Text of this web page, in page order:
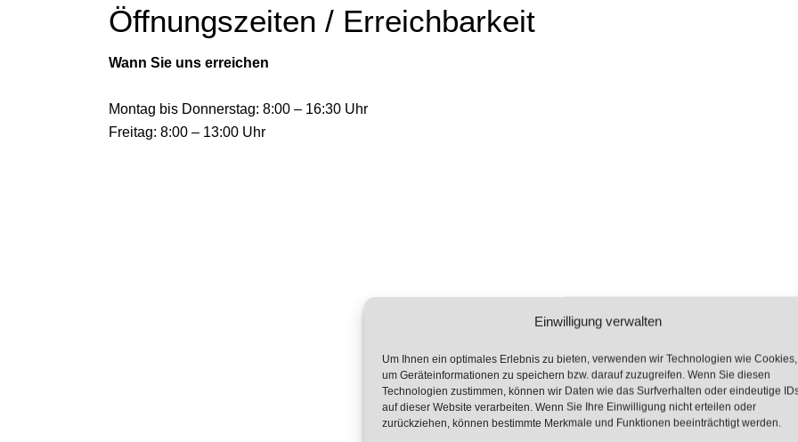
Einwilligung verwalten
Um Ihnen ein optimales Erlebnis zu bieten, verwenden wir Technologien wie Cookies,
um Geräteinformationen zu speichern bzw. darauf zuzugreifen. Wenn Sie diesen
Technologien zustimmen, können wir Daten wie das Surfverhalten oder eindeutige
auf dieser Website verarbeiten. Wenn Sie Ihre Einwilligung nicht erteilen oder
zurückziehen, können bestimmte Merkmale und Funktionen beeinträchtigt werden.
Öffnungszeiten / Erreichbarkeit
Wann Sie uns erreichen
Montag bis Donnerstag: 8:00 – 16:30 Uhr
Freitag: 8:00 – 13:00 Uhr